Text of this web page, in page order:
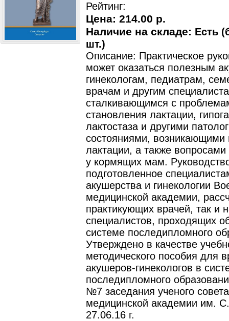
Рейтинг:
Цена: 214.00 р.
Наличие на складе: Есть
шт.)
Описание: Практическое
может оказаться полезным
гинекологам, педиатрам,
врачам и другим
сталкивающимся с
становления лактации,
лактостаза и другими
состояниями, возникающими
лактации, а также вопросами
у кормящих мам.
подготовленное
акушерства и гинекологии
медицинской академии,
практикующих врачей, так и
специалистов, проходящих
системе последипломного
Утверждено в качестве
методического пособия для
акушеров-гинекологов в
последипломного
№7 заседания ученого
медицинской академии им.
27.06.16 г.